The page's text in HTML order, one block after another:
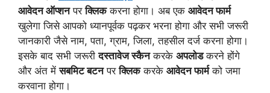
आवेदन ऑप्शनपरक्लिककरना होगा। अब एक आवेदन फार्म
खुलेगा जिसे आपको ध्यानपूर्वक पढ़कर भरना होगा और सभी जरूरी
जानकारी जैसे नाम, पता, ग्राम, जिला, तहसील दर्ज करना होगा।
इसके बाद सभी जरूरीदस्तावेज स्कैनकरके अपलोडकरने होंगे
और अंत मेंसबमिट बटनपरक्लिककरके आवेदन फार्मको जमा
करवाना होगा।